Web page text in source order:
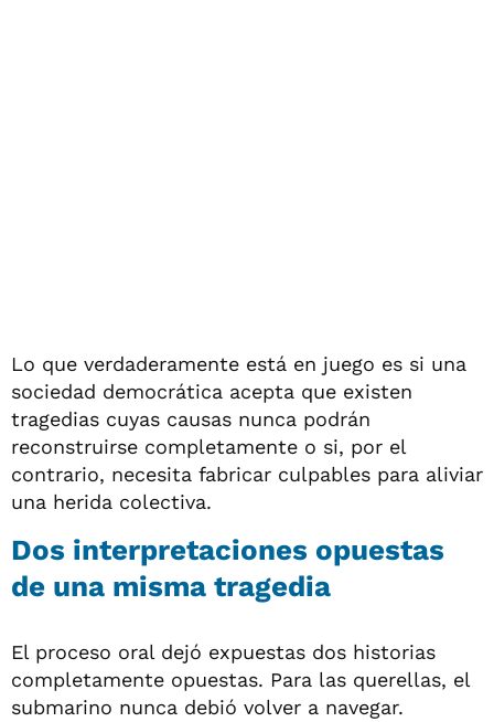
Lo que verdaderamente está en juego es si una
sociedad democrática acepta que existen
tragedias cuyas causas nunca podrán
reconstruirse completamente o si, por el
contrario, necesita fabricar culpables para aliviar
una herida colectiva.
Dos interpretaciones opuestas
de una misma tragedia
El proceso oral dejó expuestas dos historias
completamente opuestas. Para las querellas, el
submarino nunca debió volver a navegar.